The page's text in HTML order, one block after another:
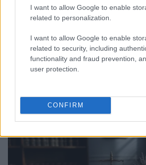
I want to allow Google to enable
related to personalization.
I want to allow Google to enable
related to security, including
functionality and fraud prevention,
user protection.
CONFIRM
ispezioni a Tenerife e Fuerteventura